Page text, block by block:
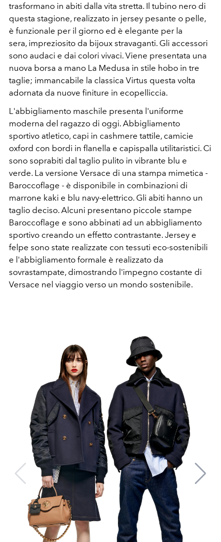
trasformano in abiti dalla vita stretta. Il tubino nero di
questa stagione, realizzato in jersey pesante o pelle,
è funzionale per il giorno ed è elegante per la
sera, impreziosito da bijoux stravaganti. Gli accessori
sono audaci e dai colori vivaci. Viene presentata una
nuova borsa a mano La Medusa in stile hobo in tre
taglie; immancabile la classica Virtus questa volta
adornata da nuove finiture in ecopelliccia.
L'abbigliamento maschile presenta l'uniforme
moderna del ragazzo di oggi. Abbigliamento
sportivo atletico, capi in cashmere tattile, camicie
oxford con bordi in flanella e capispalla utilitaristici. Ci
sono soprabiti dal taglio pulito in vibrante blu e
verde. La versione Versace di una stampa mimetica -
Baroccoflage - è disponibile in combinazioni di
marrone kaki e blu navy-elettrico. Gli abiti hanno un
taglio deciso. Alcuni presentano piccole stampe
Baroccoflage e sono abbinati ad un abbigliamento
sportivo creando un effetto contrastante. Jersey e
felpe sono state realizzate con tessuti eco-sostenibili
e l'abbigliamento formale è realizzato da
sovrastampate, dimostrando l'impegno costante di
Versace nel viaggio verso un mondo sostenibile.